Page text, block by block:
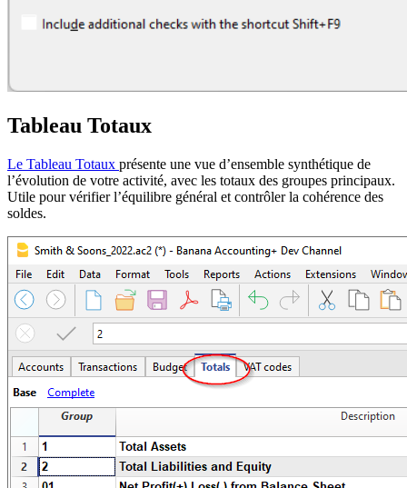
Tableau Totaux
Le Tableau Totaux présente une vue d’ensemble synthétique de
l’évolution de votre activité, avec les totaux des groupes principaux.
Utile pour vérifier l’équilibre général et contrôler la cohérence des
soldes.